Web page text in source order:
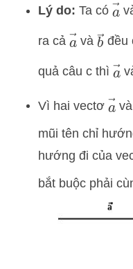
Lý do: Ta có a
ra cả a →
và b →
đều
quả câu c thì a
Vì hai vectơ a →
và
mũi tên chỉ
hướng đi của
bắt buộc phải